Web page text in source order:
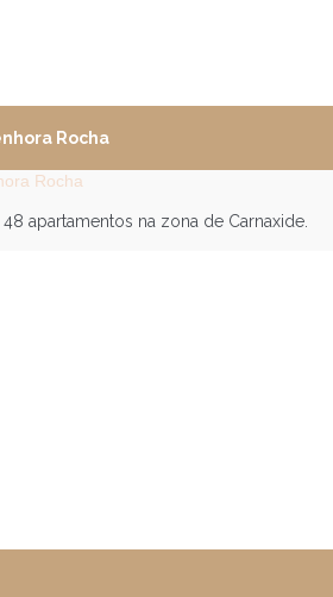
Rocha
apartamentos na zona de Carnaxide.